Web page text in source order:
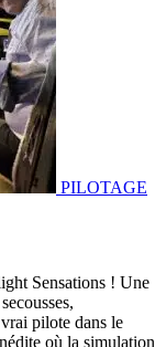
PILOTAGE
Sensations ! Une
pilote dans le
où la simulation